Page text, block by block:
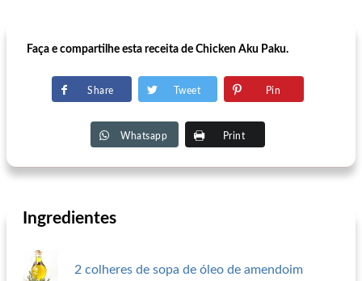
Faça e compartilhe esta receita de Chicken Aku Paku.
Share Tweet Pin
Whatsapp Print
Ingredientes
2 colheres de sopa de óleo de amendoim